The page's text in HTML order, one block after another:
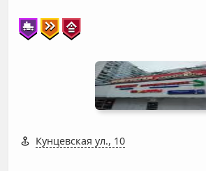
Кунцевская ул., 10